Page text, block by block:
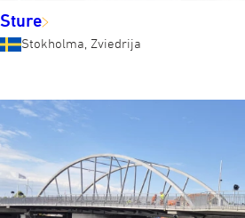
Sture
Stokholma, Zviedrija